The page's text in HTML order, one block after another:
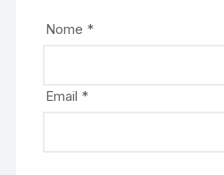
Nome *
Email *